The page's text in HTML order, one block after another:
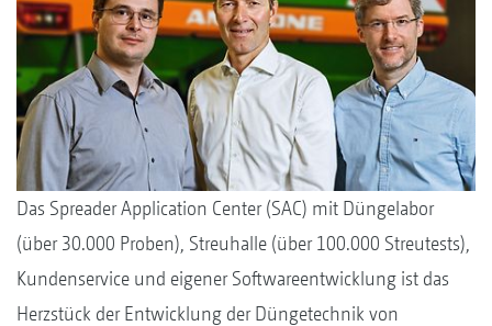
Das Spreader Application Center (SAC) mit Düngelabor
(über 30.000 Proben), Streuhalle (über 100.000 Streutests),
Kundenservice und eigener Softwareentwicklung ist das
Herzstück der Entwicklung der Düngetechnik von